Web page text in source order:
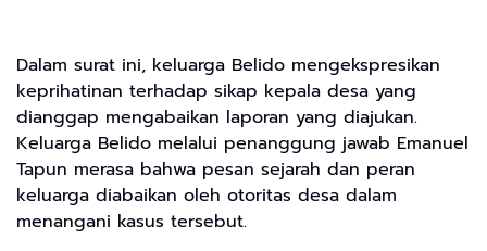
Dalam surat ini, keluarga Belido mengekspresikan
keprihatinan terhadap sikap kepala desa yang
dianggap mengabaikan laporan yang diajukan.
Keluarga Belido melalui penanggung jawab Emanuel
Tapun merasa bahwa pesan sejarah dan peran
keluarga diabaikan oleh otoritas desa dalam
menangani kasus tersebut.